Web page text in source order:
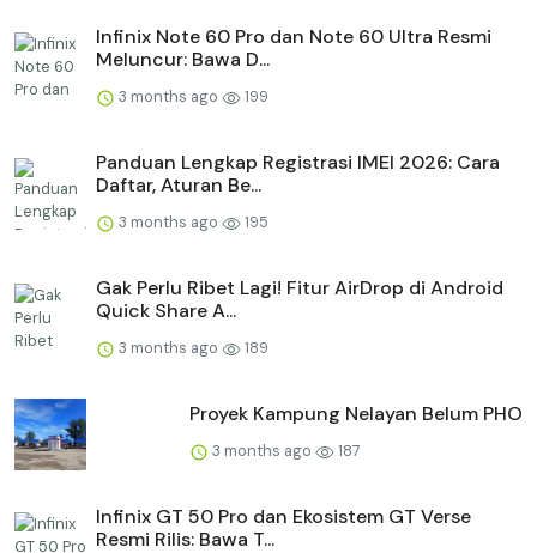
Infinix Note 60 Pro dan Note 60 Ultra Resmi
Meluncur: Bawa D...
3 months ago 199
Panduan Lengkap Registrasi IMEI 2026: Cara
Daftar, Aturan Be...
3 months ago 195
Gak Perlu Ribet Lagi! Fitur AirDrop di Android
Quick Share A...
3 months ago 189
Proyek Kampung Nelayan Belum PHO
3 months ago 187
Infinix GT 50 Pro dan Ekosistem GT Verse
Resmi Rilis: Bawa T...